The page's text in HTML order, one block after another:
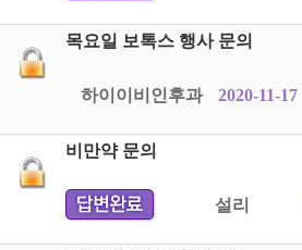
목요일 보톡스 행사 문의
하이이비인후과 2020-11-17
비만약 문의
설리